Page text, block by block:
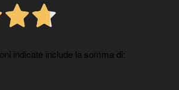
indicate include la somma di: